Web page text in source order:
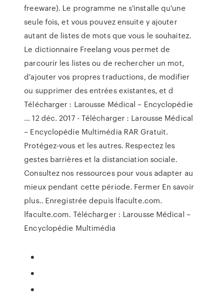
freeware). Le programme ne s'installe qu'une
seule fois, et vous pouvez ensuite y ajouter
autant de listes de mots que vous le souhaitez.
Le dictionnaire Freelang vous permet de
parcourir les listes ou de rechercher un mot,
d'ajouter vos propres traductions, de modifier
ou supprimer des entrées existantes, et d
Télécharger : Larousse Médical – Encyclopédie
… 12 déc. 2017 - Télécharger : Larousse Médical
– Encyclopédie Multimédia RAR Gratuit.
Protégez-vous et les autres. Respectez les
gestes barrières et la distanciation sociale.
Consultez nos ressources pour vous adapter au
mieux pendant cette période. Fermer En savoir
plus.. Enregistrée depuis lfaculte.com.
lfaculte.com. Télécharger : Larousse Médical –
Encyclopédie Multimédia